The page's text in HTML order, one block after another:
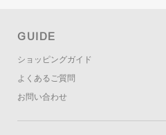
GUIDE
ショッピングガイド
よくあるご質問
お問い合わせ